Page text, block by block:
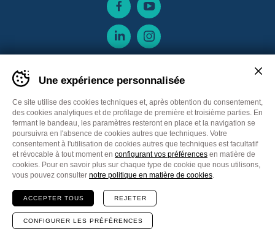
Sitemap Privacy policy
Cookie Policy
Cookie preferences
CGV France
CommunicationPlus Communications
SiteWeb MADE IN CIMA
Une expérience personnalisée
Ce site utilise des cookies techniques et, après obtention du consentement,
des cookies analytiques et de profilage de première et troisième parties. En
fermant le bandeau, les paramètres resteront en place et la navigation se
poursuivra en l'absence de cookies autres que techniques. Votre
consentement à l'utilisation de cookies autres que techniques est facultatif
et révocable à tout moment en configurant vos préférences en matière de
cookies. Pour en savoir plus sur chaque type de cookie que nous utilisons,
vous pouvez consulter notre politique en matière de cookies.
ACCEPTER TOUS REJETER
CONFIGURER LES PRÉFÉRENCES